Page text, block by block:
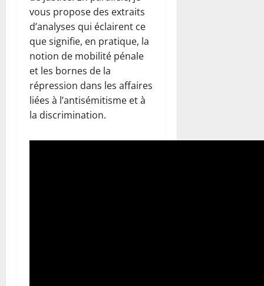
vous propose des extraits
d’analyses qui éclairent ce
que signifie, en pratique, la
notion de mobilité pénale
et les bornes de la
répression dans les affaires
liées à l’antisémitisme et à
la discrimination.